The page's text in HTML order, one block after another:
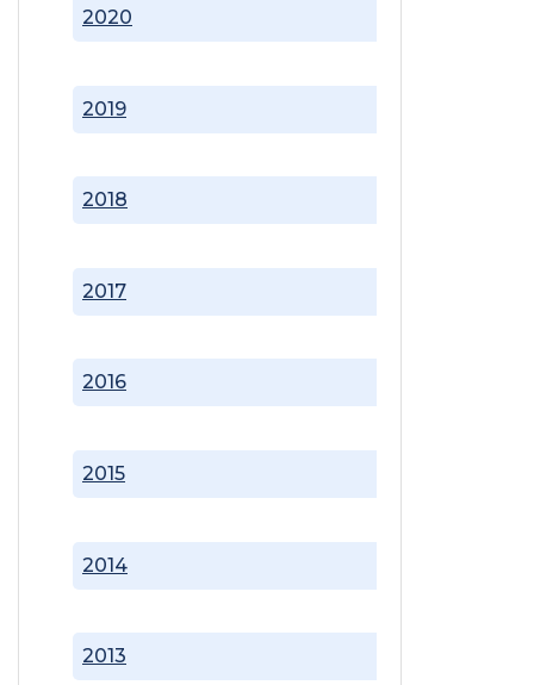
2013
2014
2015
2016
2017
2018
2019
2020